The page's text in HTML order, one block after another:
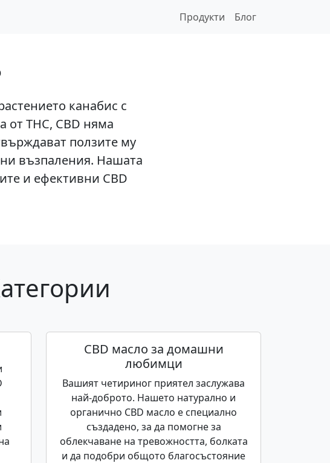
Продукти Блог
канабис с
от THC, CBD няма
ползите му
възпаления. Нашата
и ефективни CBD
CBD масло за домашни
любимци
Вашият четириног приятел заслужава
най-доброто. Нашето натурално и
органично CBD масло е специално
създадено, за да помогне за
облекчаване на тревожността, болката
и да подобри общото благосъстояние